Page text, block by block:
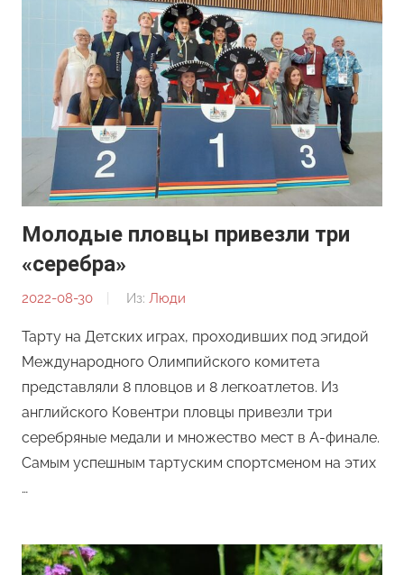
Молодые пловцы привезли три
«серебра»
2022-08-30
От:
Из: Люди
Тарту на Детских играх, проходивших под эгидой
Международного Олимпийского комитета
представляли 8 пловцов и 8 легкоатлетов. Из
английского Ковентри пловцы привезли три
серебряные медали и множество мест в A-финале.
Самым успешным тартуским спортсменом на этих
…